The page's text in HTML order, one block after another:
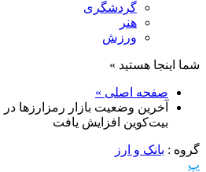
گردشگری
هنر
ورزش
شما اینجا هستید »
صفحه اصلی »
آخرین وضعیت بازار رمزارزها
بیت‌کوین افزایش یافت
گروه : بانک و ارز
پ